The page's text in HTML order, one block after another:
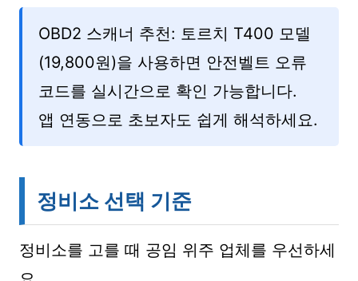
OBD2 스캐너 추천: 토르치 T400 모델
(19,800원)을 사용하면 안전벨트 오류
코드를 실시간으로 확인 가능합니다.
앱 연동으로 초보자도 쉽게 해석하세요.
정비소 선택 기준
정비소를 고를 때 공임 위주 업체를 우선하세